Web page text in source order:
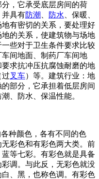
，它承受底层房间的荷
并具有防潮 防水 、保暖、
有密切的关系，要处理好
的关系，使建筑物与场地
些对于卫生条件要求比较
间地面、制药厂车间地
求抗冲压抗腐蚀耐磨的地
过叉车）等。建筑行业：地
部分，它承担着低层房间
、防水、保温性能。
种颜色，各有不同的色
彩色和有彩色两大类。前
等七彩。有彩色就是具备
调。与此反，无彩色就没
、黑，也称色调。有彩色